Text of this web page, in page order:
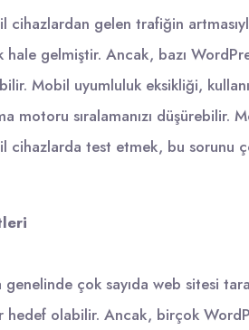
cihazlardan gelen trafiğin
hale gelmiştir. Ancak, bazı
Mobil uyumluluk eksikliği,
motoru sıralamanızı düşürebilir.
cihazlarda test etmek, bu sorunu
çok sayıda web sitesi
olabilir. Ancak, birçok